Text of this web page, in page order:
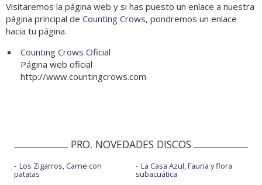
Visitaremos la página web y si has puesto un enlace a nuestra
página principal de Counting Crows, pondremos un enlace
hacia tu página.
Counting Crows Oficial
Página web oficial
http://www.countingcrows.com
PRO. NOVEDADES DISCOS
Los Zigarros, Carne con
patatas
La Casa Azul, Fauna y flora
subacuática